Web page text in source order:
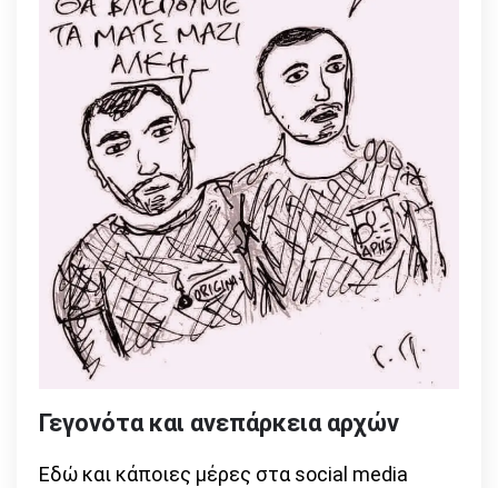
Γεγονότα και ανεπάρκεια αρχών
Εδώ και κάποιες μέρες στα social media